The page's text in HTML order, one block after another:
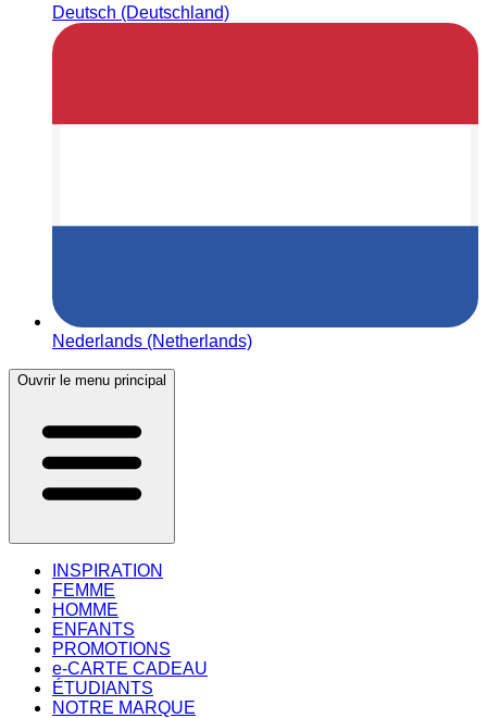
Deutsch (Deutschland)
Nederlands (Netherlands)
Ouvrir le menu principal
INSPIRATION
FEMME
HOMME
ENFANTS
PROMOTIONS
e-CARTE CADEAU
ÉTUDIANTS
NOTRE MARQUE